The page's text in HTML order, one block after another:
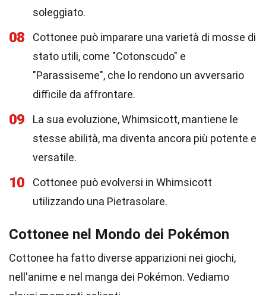
soleggiato.
08
Cottonee può imparare una varietà di mosse di
stato utili, come "Cotonscudo" e
"Parassiseme", che lo rendono un avversario
difficile da affrontare.
09
La sua evoluzione, Whimsicott, mantiene le
stesse abilità, ma diventa ancora più potente e
versatile.
10
Cottonee può evolversi in Whimsicott
utilizzando una Pietrasolare.
Cottonee nel Mondo dei Pokémon
Cottonee ha fatto diverse apparizioni nei giochi,
nell'anime e nel manga dei Pokémon. Vediamo